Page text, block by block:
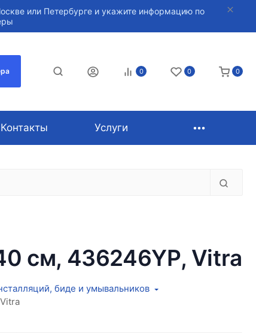
или Петербурге и укажите информацию по
0 0 0
Контакты Услуги
см, 436246YP, Vitra
биде и умывальников